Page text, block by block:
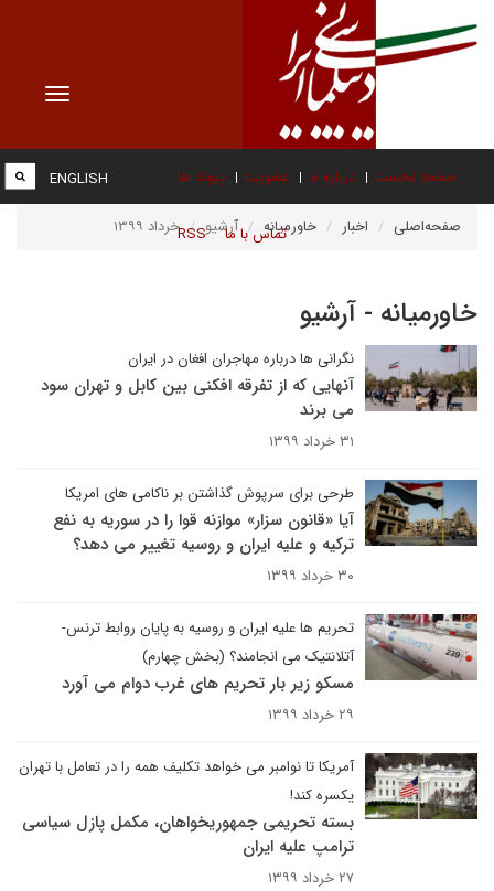
Toggle
صفحه نخست درباره ما عضویت پیوند ها
تماس با ما RSS
ENGLISH
صفحه‌اصلی اخبار خاورمیانه آرشیو خرداد ۱۳۹۹
خاورمیانه - آرشیو
نگرانی ها درباره مهاجران افغان در ایران
آنهایی که از تفرقه افکنی بین کابل و تهران سود
می برند
۳۱ خرداد ۱۳۹۹
طرحی برای سرپوش گذاشتن بر ناکامی های امریکا
آیا «قانون سزار» موازنه قوا را در سوریه به نفع
ترکیه و علیه ایران و روسیه تغییر می دهد؟
۳۰ خرداد ۱۳۹۹
تحریم ها علیه ایران و روسیه به پایان روابط ترنس-
آتلانتیک می انجامند؟ (بخش چهارم)
مسکو زیر بار تحریم های غرب دوام می آورد
۲۹ خرداد ۱۳۹۹
آمریکا تا نوامبر می خواهد تکلیف همه را در تعامل با تهران
یکسره کند!
بسته تحریمی جمهوریخواهان، مکمل پازل سیاسی
ترامپ علیه ایران
۲۷ خرداد ۱۳۹۹